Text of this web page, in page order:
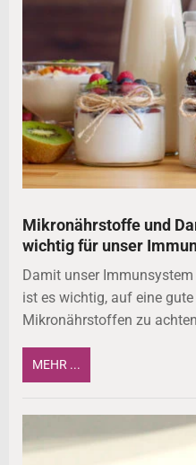
Mikronährstoffe und
wichtig für unser
Damit unser
ist es wichtig, auf eine
Mikronährstoffen zu
MEHR ...